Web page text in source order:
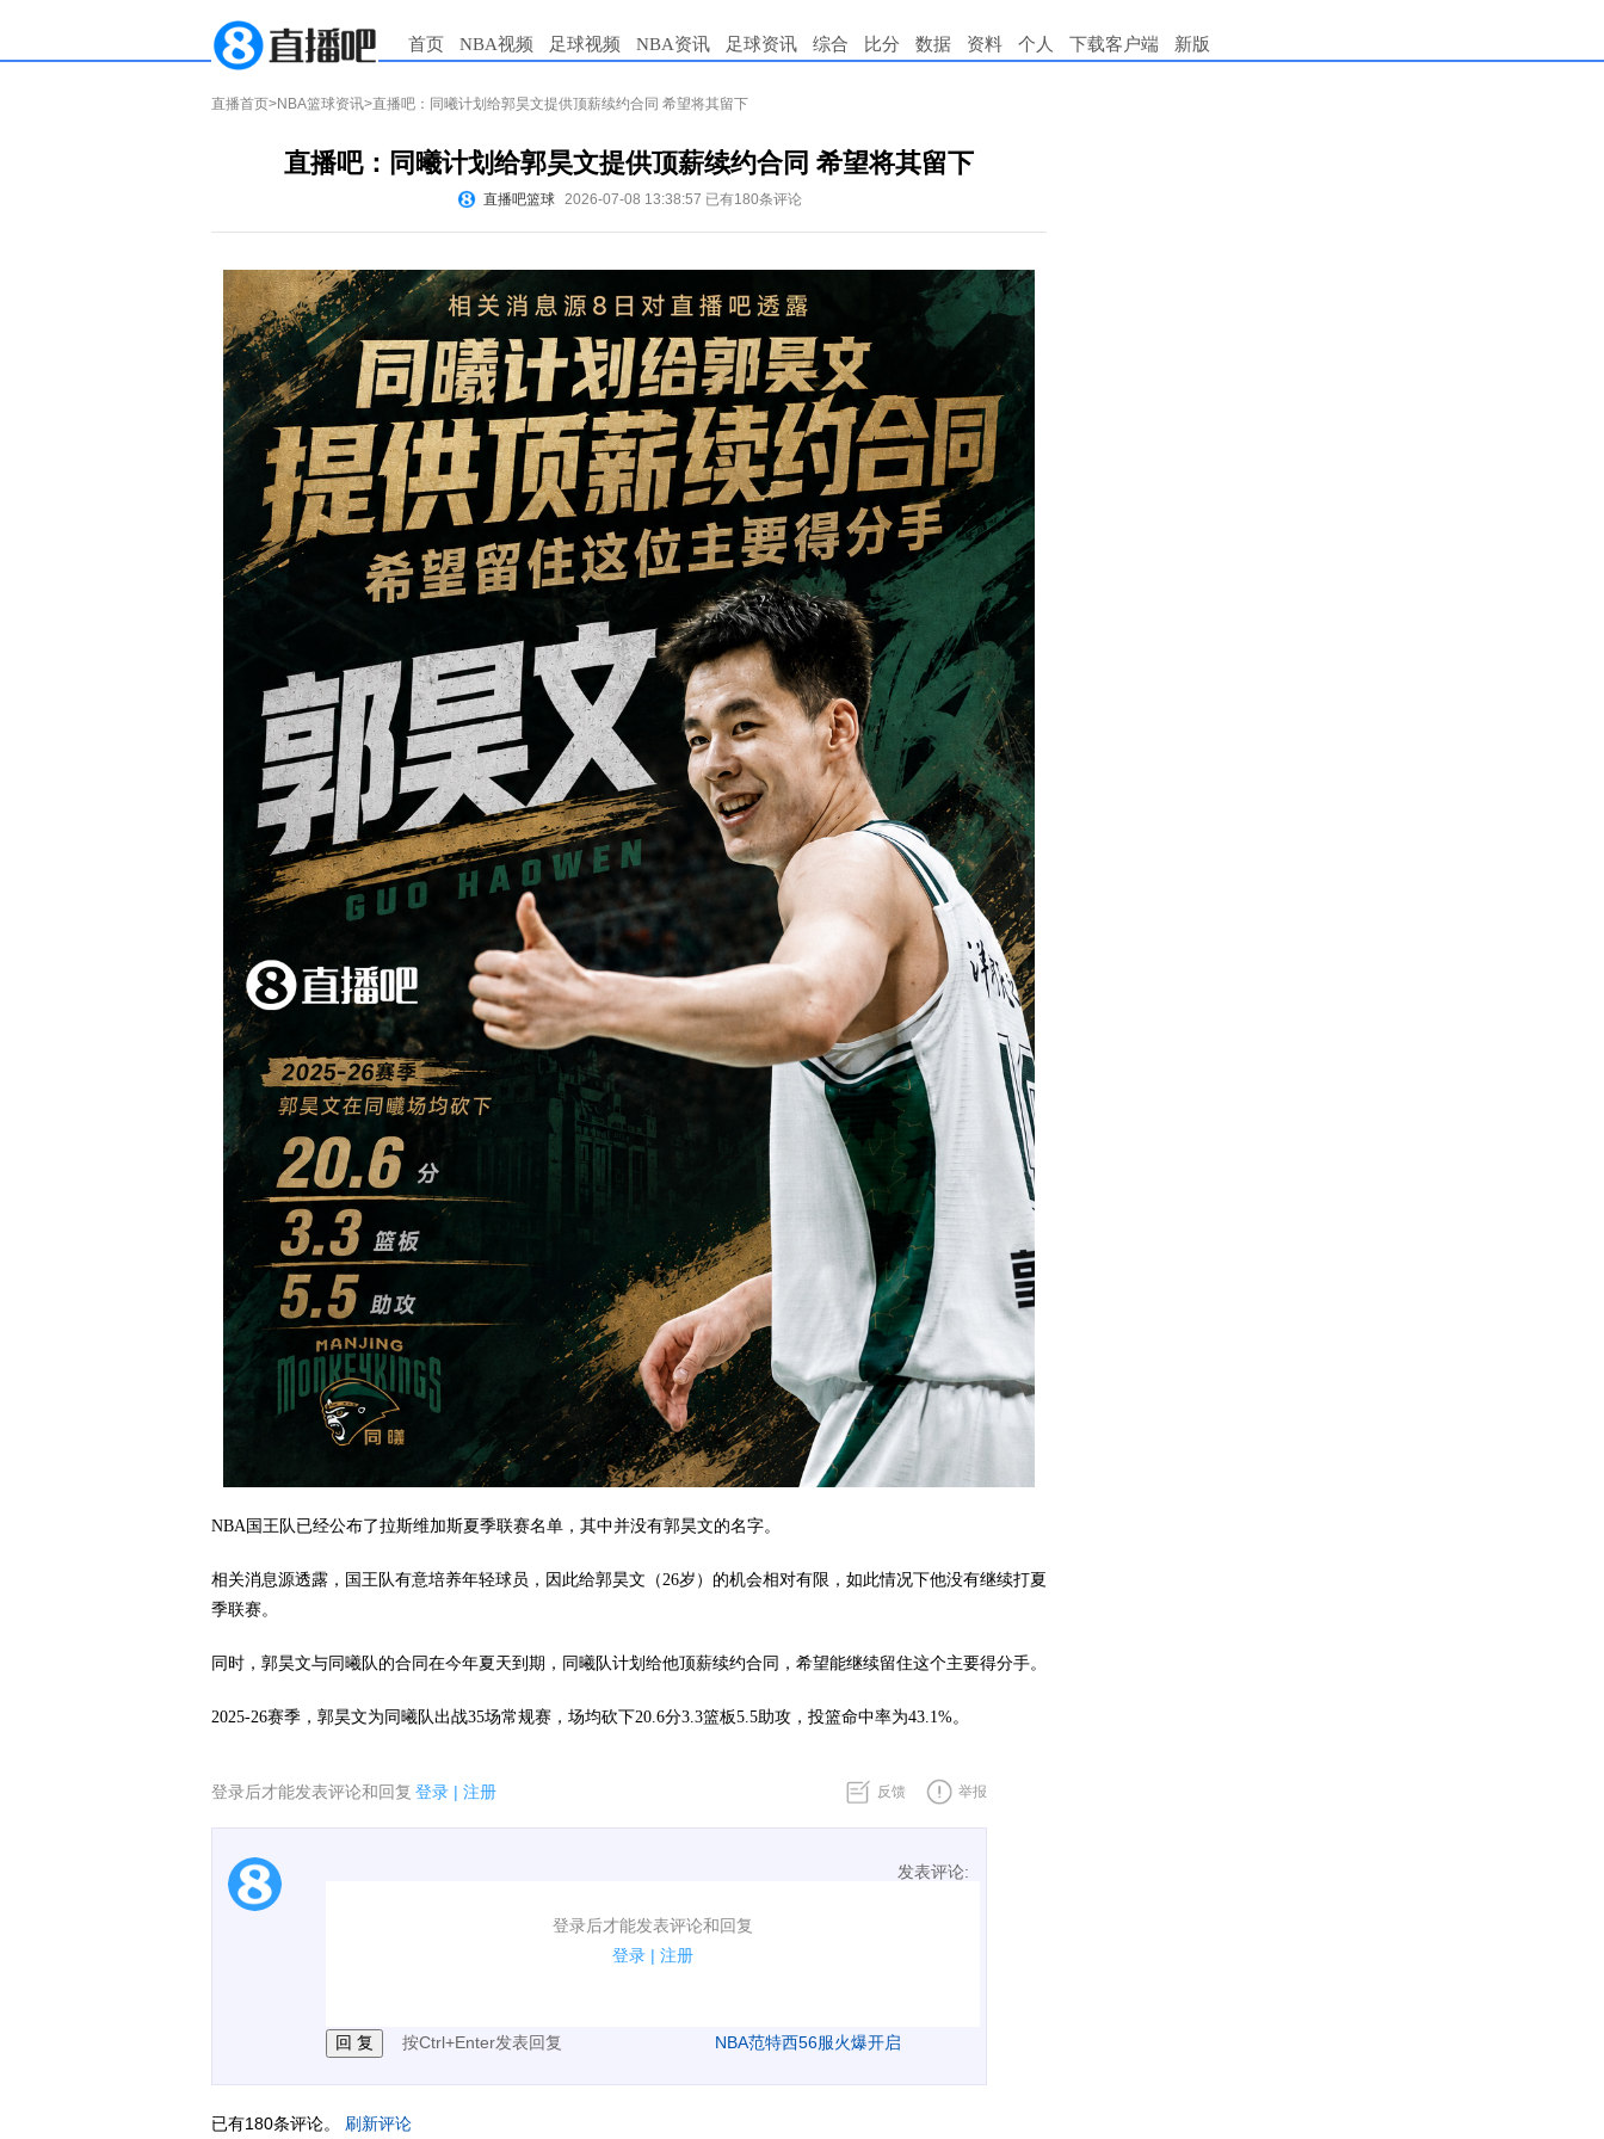
首页 NBA视频 足球视频 NBA资讯 足球资讯 综合 比分 数据 资料 个人 下载客户端 新版
直播首页>NBA篮球资讯>直播吧：同曦计划给郭昊文提供顶薪续约合同 希望将其留下
直播吧：同曦计划给郭昊文提供顶薪续约合同 希望将其留下
直播吧篮球 2026-07-08 13:38:57 已有180条评论
NBA国王队已经公布了拉斯维加斯夏季联赛名单，其中并没有郭昊文的名字。
相关消息源透露，国王队有意培养年轻球员，因此给郭昊文（26岁）的机会相对有限，如此情况下他没有继续打夏
季联赛。
同时，郭昊文与同曦队的合同在今年夏天到期，同曦队计划给他顶薪续约合同，希望能继续留住这个主要得分手。
2025-26赛季，郭昊文为同曦队出战35场常规赛，场均砍下20.6分3.3篮板5.5助攻，投篮命中率为43.1%。
登录后才能发表评论和回复 登录 | 注册 反馈 举报
发表评论:
登录后才能发表评论和回复
登录 | 注册
1.电脑端新用户可以发表评论了！
按Ctrl+Enter发表回复 NBA范特西56服火爆开启
已有180条评论。 刷新评论